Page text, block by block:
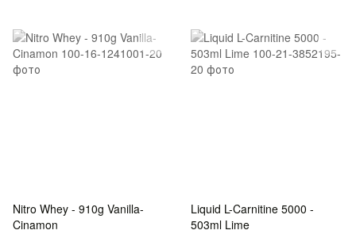
Nitro Whey - 910g Vanilla-
Cinamon
Liquid L-Carnitine 5000 -
503ml Lime